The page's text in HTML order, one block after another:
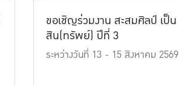
ขอเชิญร่วมงาน สะสมศิลป์ เป็น
สิน(ทรัพย์) ปีที่ 3
ระหว่างวันที่ 13 - 15 สิงหาคม 2569